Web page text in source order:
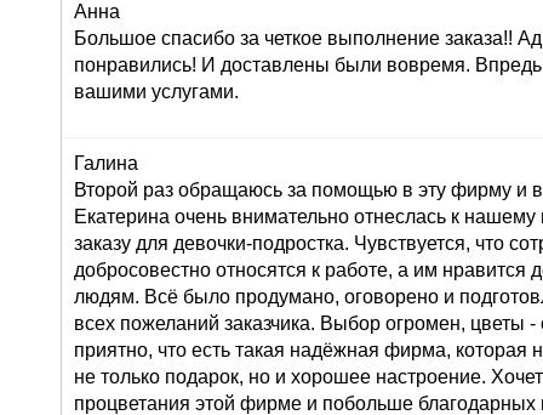
Анна
Большое спасибо за четкое выполнение заказа!!
понравились! И доставлены были вовремя. Впредь
вашими услугами.
Галина
Второй раз обращаюсь за помощью в эту фирму и
Екатерина очень внимательно отнеслась к
заказу для девочки-подростка. Чувствуется, что
добросовестно относятся к работе, а им нравится
людям. Всё было продумано, оговорено и
всех пожеланий заказчика. Выбор огромен, цветы
приятно, что есть такая надёжная фирма, которая
не только подарок, но и хорошее настроение.
процветания этой фирме и побольше благодарных